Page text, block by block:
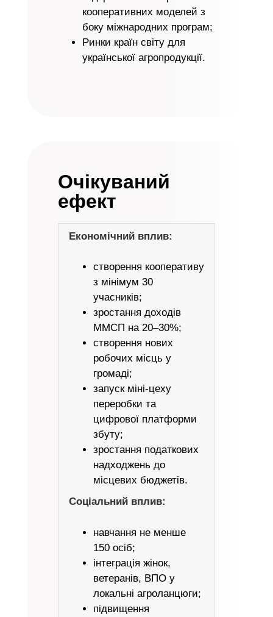
кооперативних моделей з
боку міжнародних програм;
Ринки країн світу для
української агропродукції.
Очікуваний
ефект
Економічний вплив:
створення кооперативу
з мінімум 30
учасників;
зростання доходів
ММСП на 20–30%;
створення нових
робочих місць у
громаді;
запуск міні-цеху
переробки та
цифрової платформи
збуту;
зростання податкових
надходжень до
місцевих бюджетів.
Соціальний вплив:
навчання не менше
150 осіб;
інтеграція жінок,
ветеранів, ВПО у
локальні агроланцюги;
підвищення